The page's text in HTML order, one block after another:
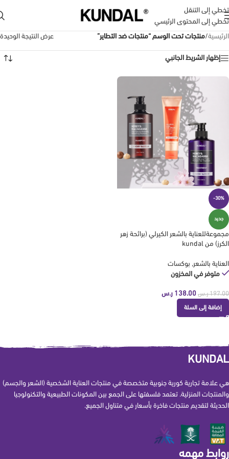
تخطي إلى التنقل
تخطي إلى المحتوى الرئيسي
الرئيسية/منتجات تحت الوسم “منتجات ضد التطاير” عرض النتيجة الوحيدة
إظهار الشريط الجانبي
-30%
جديد
مجموعةللعناية بالشعر الكيرلي (برائحة زهر
الكرز) من kundal
العناية بالشعر, بوكسات
متوفر في المخزون
197.00 ر.س 138.00 ر.س
إضافة إلى السلة
KUNDAL
هي علامة تجارية كورية جنوبية متخصصة في منتجات العناية الشخصية (الشعر والجسم)
والمنتجات المنزلية. تعتمد فلسفتها على الجمع بين المكونات الطبيعية والتكنولوجيا
الحديثة لتقديم منتجات فاخرة بأسعار في متناول الجميع.
روابط مهمه